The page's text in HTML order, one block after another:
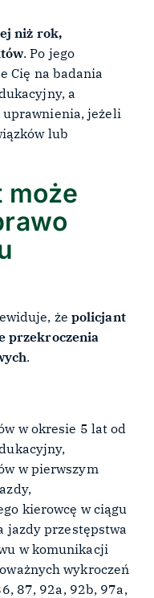
niż rok,
. Po jego
Cię na badania
a
uprawnienia, jeżeli
lub
może
że policjant
przekroczenia
.
w okresie 5 lat od
w pierwszym
kierowcę w ciągu
jazdy przestępstwa
w komunikacji
wykroczeń
87, 92a, 92b, 97a,